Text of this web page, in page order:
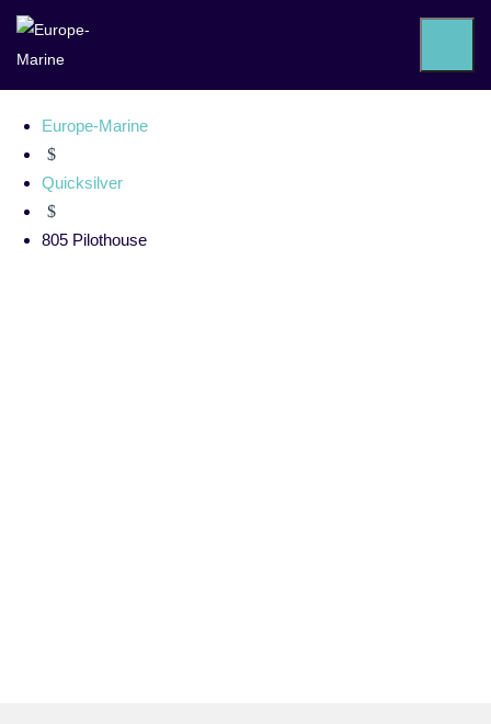
805 Pilothouse
Europe-Marine
$
Quicksilver
$
805 Pilothouse